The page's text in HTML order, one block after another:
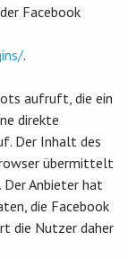
Facebook
.
aufruft, die ein
direkte
Der Inhalt des
übermittelt
Der Anbieter hat
die Facebook
die Nutzer daher